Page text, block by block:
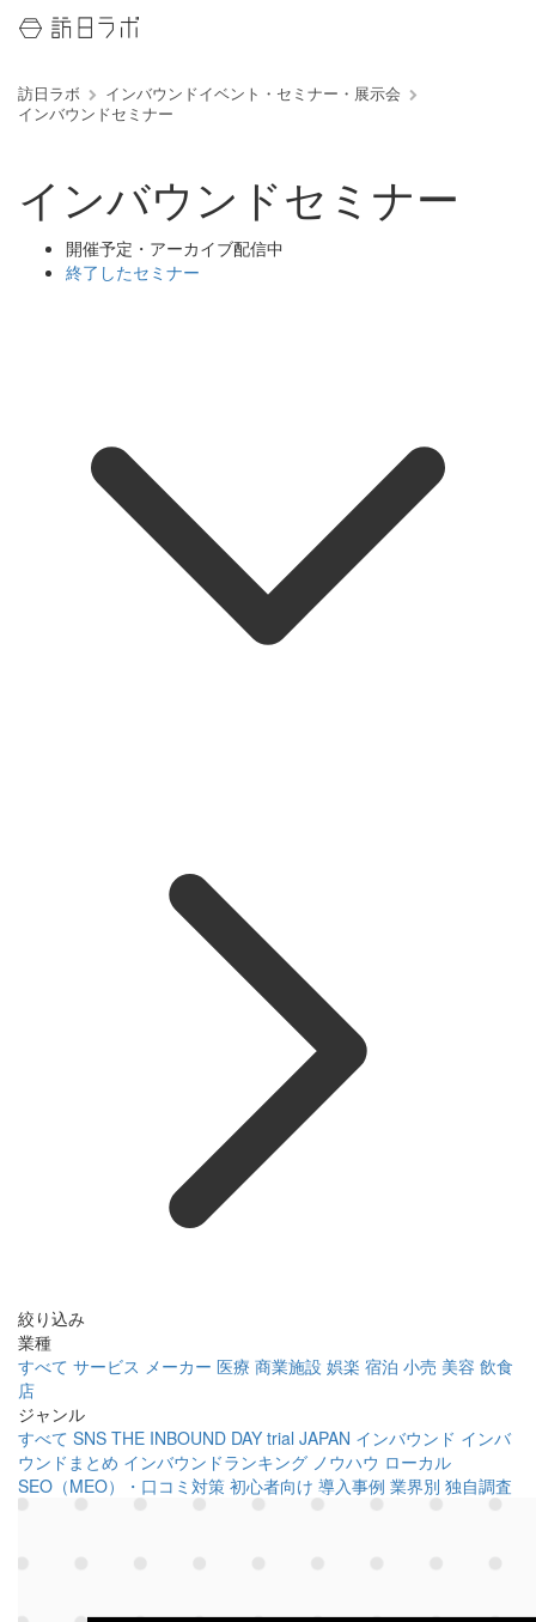
訪日ラボ
インバウンドイベント・セミナー・展示会
インバウンドセミナー
インバウンドセミナー
開催予定・アーカイブ配信中
終了したセミナー
絞り込み
業種
すべて サービス メーカー 医療 商業施設 娯楽 宿泊 小売 美容 飲食
店
ジャンル
すべて SNS THE INBOUND DAY trial JAPAN インバウンド インバ
ウンドまとめ インバウンドランキング ノウハウ ローカル
SEO（MEO）・口コミ対策 初心者向け 導入事例 業界別 独自調査